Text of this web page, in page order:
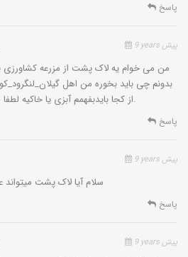
پاسخ
9 years پیش
من می خوام یه لاک پشت از مزرعه کشاورزی
بدونم چی باید بخوره من اهل
از کجا بایدبفهمم آبزی یا خاکیه لطفا سریع جواب بدید.
پاسخ
9 years پیش
سلام آیا لاک پشت میتواند
پاسخ
9 years پیش